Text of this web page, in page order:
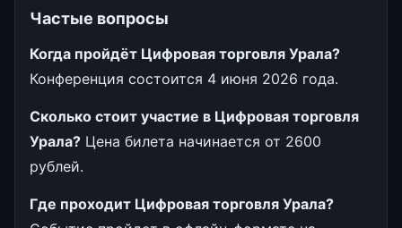
Частые вопросы
Когда пройдёт Цифровая торговля Урала?
Конференция состоится 4 июня 2026 года.
Сколько стоит участие в Цифровая торговля
Урала? Цена билета начинается от 2600
рублей.
Где проходит Цифровая торговля Урала?